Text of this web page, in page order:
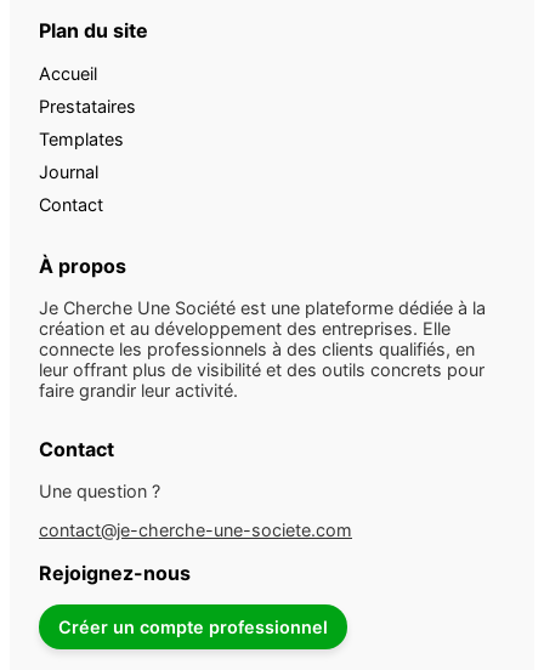
Plan du site
Accueil
Prestataires
Templates
Journal
Contact
À propos
Je Cherche Une Société est une plateforme dédiée à la
création et au développement des entreprises. Elle
connecte les professionnels à des clients qualifiés, en
leur offrant plus de visibilité et des outils concrets pour
faire grandir leur activité.
Contact
Une question ?
contact@je-cherche-une-societe.com
Rejoignez-nous
Créer un compte professionnel